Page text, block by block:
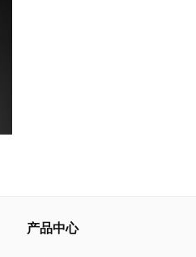
产品中心